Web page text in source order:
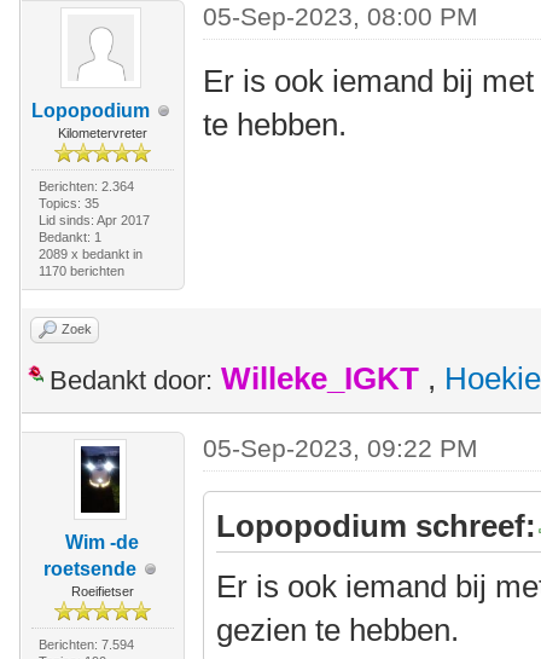
Lopopodium
Kilometervreter
Berichten: 2.364
Topics: 35
Lid sinds: Apr 2017
Bedankt: 1
2089 x bedankt in
1170 berichten
05-Sep-2023, 08:00 PM
Er is ook iemand bij
te hebben.
Zoek
Bedankt door: Willeke_IGKT , Hoekie
Wim -de
roetsende
Roeifietser
Berichten: 7.594
05-Sep-2023, 09:22 PM
Lopopodium schreef:
Er is ook iemand bij
gezien te hebben.